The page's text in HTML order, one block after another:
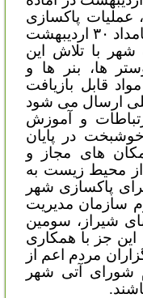
عملیات پاکسازی
شهر در مناطق یازده گانه شیراز آغاز شد و تا ساعت ۶ بامداد ۳۰ اردیبهشت
با تلاش این
ها، بنر ها و
قابل بازیافت
ارسال می شود
و آموزش
در پایان
های مجاز و
از محیط زیست به
پاکسازی شهر
سازمان مدیریت
شیراز، سومین
جز با همکاری
مردم اعم از
شورای آتی شهر